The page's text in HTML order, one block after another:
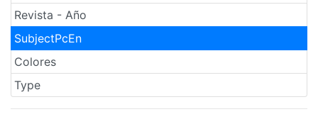
Revista - Año
SubjectPcEn
Colores
Type